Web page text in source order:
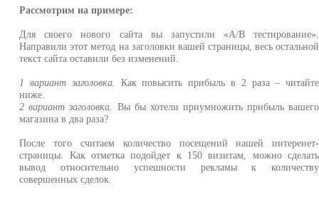
Рассмотрим на примере:
Для своего нового сайта вы запустили «А/В тестирование».
Направили этот метод на заголовки вашей страницы, весь остальной
текст сайта оставили без изменений.
1 вариант заголовка.
Как повысить прибыль в 2 раза – читайте
ниже.
2 вариант заголовка.
Вы бы хотели приумножить прибыль вашего
магазина в два раза?
После того считаем количество посещений нашей интеренет-
страницы. Как отметка подойдет к 150 визитам, можно сделать
вывод относительно успешности рекламы к количеству
совершенных сделок.